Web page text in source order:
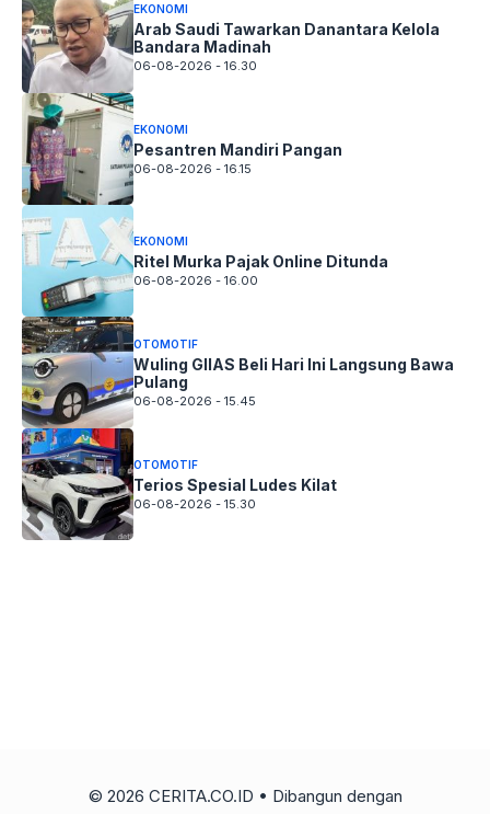
EKONOMI
Arab Saudi Tawarkan Danantara Kelola
Bandara Madinah
06-08-2026 - 16.30
EKONOMI
Pesantren Mandiri Pangan
06-08-2026 - 16.15
EKONOMI
Ritel Murka Pajak Online Ditunda
06-08-2026 - 16.00
OTOMOTIF
Wuling GIIAS Beli Hari Ini Langsung Bawa
Pulang
06-08-2026 - 15.45
OTOMOTIF
Terios Spesial Ludes Kilat
06-08-2026 - 15.30
© 2026 CERITA.CO.ID • Dibangun dengan